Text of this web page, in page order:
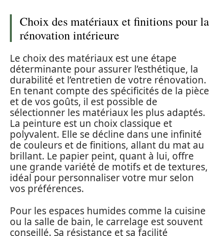
Choix des matériaux et finitions pour la
rénovation intérieure
Le choix des matériaux est une étape
déterminante pour assurer l’esthétique, la
durabilité et l’entretien de votre rénovation.
En tenant compte des spécificités de la pièce
et de vos goûts, il est possible de
sélectionner les matériaux les plus adaptés.
La peinture est un choix classique et
polyvalent. Elle se décline dans une infinité
de couleurs et de finitions, allant du mat au
brillant. Le papier peint, quant à lui, offre
une grande variété de motifs et de textures,
idéal pour personnaliser votre mur selon
vos préférences.
Pour les espaces humides comme la cuisine
ou la salle de bain, le carrelage est souvent
conseillé. Sa résistance et sa facilité